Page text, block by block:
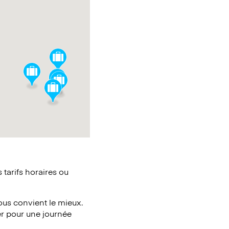
horaires ou
convient le mieux.
pour une journée